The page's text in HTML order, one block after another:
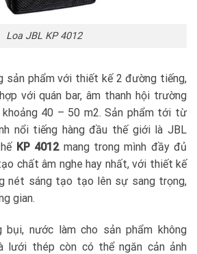
Loa JBL KP 4012
sản phẩm với thiết kế 2 đường tiếng,
với quán bar, âm thanh hội trường
khoảng 40 – 50 m2. Sản phẩm tới từ
nổi tiếng hàng đầu thế giới là JBL
KP 4012mang trong mình đầy đủ
chất âm nghe hay nhất, với thiết kế
nét sáng tạo tạo lên sự sang trọng,
gian.
nước làm cho sản phẩm không
lưới thép còn có thể ngăn cản ảnh